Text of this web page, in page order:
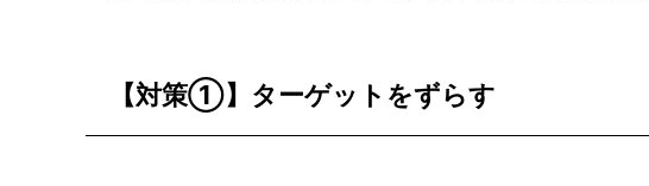
【対策①】ターゲットをずらす